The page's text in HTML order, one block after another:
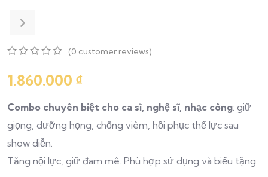
out
of
on
ratings
(0 customer reviews)
1.860.000 ₫
Combo chuyên biệt cho ca sĩ, nghệ sĩ, nhạc công: giữ
giọng, dưỡng họng, chống viêm, hồi phục thể lực sau
show diễn.
Tăng nội lực, giữ đam mê. Phù hợp sử dụng và biếu tặng.